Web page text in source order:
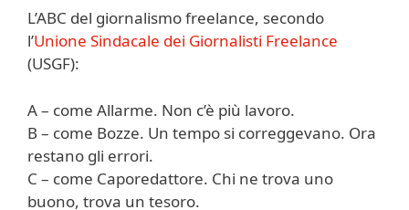
L’ABC del giornalismo freelance, secondo
l’Unione Sindacale dei Giornalisti Freelance
(USGF):
A – come Allarme. Non c’è più lavoro.
B – come Bozze. Un tempo si correggevano. Ora
restano gli errori.
C – come Caporedattore. Chi ne trova uno
buono, trova un tesoro.